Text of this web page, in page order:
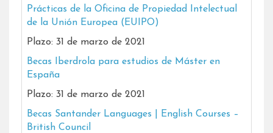
Prácticas de la Oficina de Propiedad Intelectual
de la Unión Europea (EUIPO)
Plazo: 31 de marzo de 2021
Becas Iberdrola para estudios de Máster en
España
Plazo: 31 de marzo de 2021
Becas Santander Languages | English Courses –
British Council